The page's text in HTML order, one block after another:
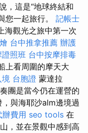
，這是“地球終結和
您一起旅行。 記帳士
海觀光之旅中第一次
台中推拿推薦 辦護
證照班 台中按摩排毒
上看周圍的摩天大
台胞證 蒙達拉
團是當今仍在運營的
與海耶沙alm邊境過
辦費用 seo tools 在
，並在景觀中感到高